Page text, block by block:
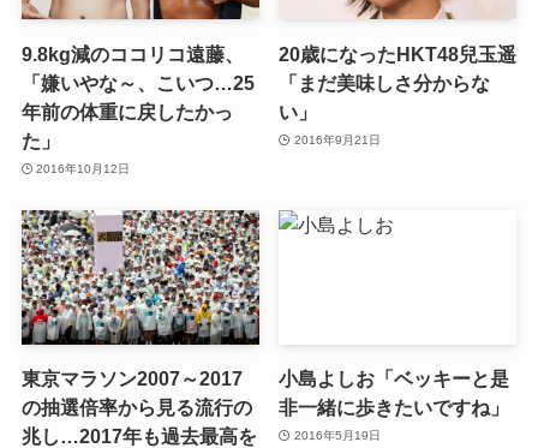
9.8kg減のココリコ遠藤、
「嫌いやな～、こいつ…25
年前の体重に戻したかっ
た」
2016年10月12日
20歳になったHKT48兒玉遥
「まだ美味しさ分からな
い」
2016年9月21日
東京マラソン2007～2017
の抽選倍率から見る流行の
兆し…2017年も過去最高を
小島よしお「ベッキーと是
非一緒に歩きたいですね」
2016年5月19日